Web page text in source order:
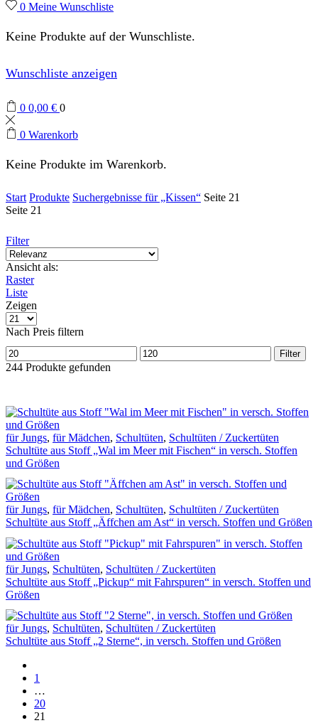
0 Meine Wunschliste
Keine Produkte auf der Wunschliste.
Wunschliste anzeigen
0 0,00 € 0
0 Warenkorb
Keine Produkte im Warenkorb.
Start Produkte Suchergebnisse für „Kissen“ Seite 21
Seite 21
Filter
Ansicht als:
Raster
Liste
Zeigen
Produkte
pro
Nach Preis filtern
Min.
Preis
Max.
Preis
Filter
244 Produkte gefunden
für Jungs, für Mädchen, Schultüten, Schultüten / Zuckertüten
Schultüte aus Stoff „Wal im Meer mit Fischen“ in versch. Stoffen
und Größen
für Jungs, für Mädchen, Schultüten, Schultüten / Zuckertüten
Schultüte aus Stoff „Äffchen am Ast“ in versch. Stoffen und Größen
für Jungs, Schultüten, Schultüten / Zuckertüten
Schultüte aus Stoff „Pickup“ mit Fahrspuren“ in versch. Stoffen und
Größen
für Jungs, Schultüten, Schultüten / Zuckertüten
Schultüte aus Stoff „2 Sterne“, in versch. Stoffen und Größen
1
…
20
21